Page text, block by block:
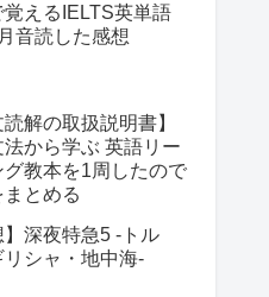
覚えるIELTS英単語
音読した感想
読解の取扱説明書】
法から学ぶ 英語リー
グ教本を1周したので
とめる
】深夜特急5 -トル
リシャ・地中海-